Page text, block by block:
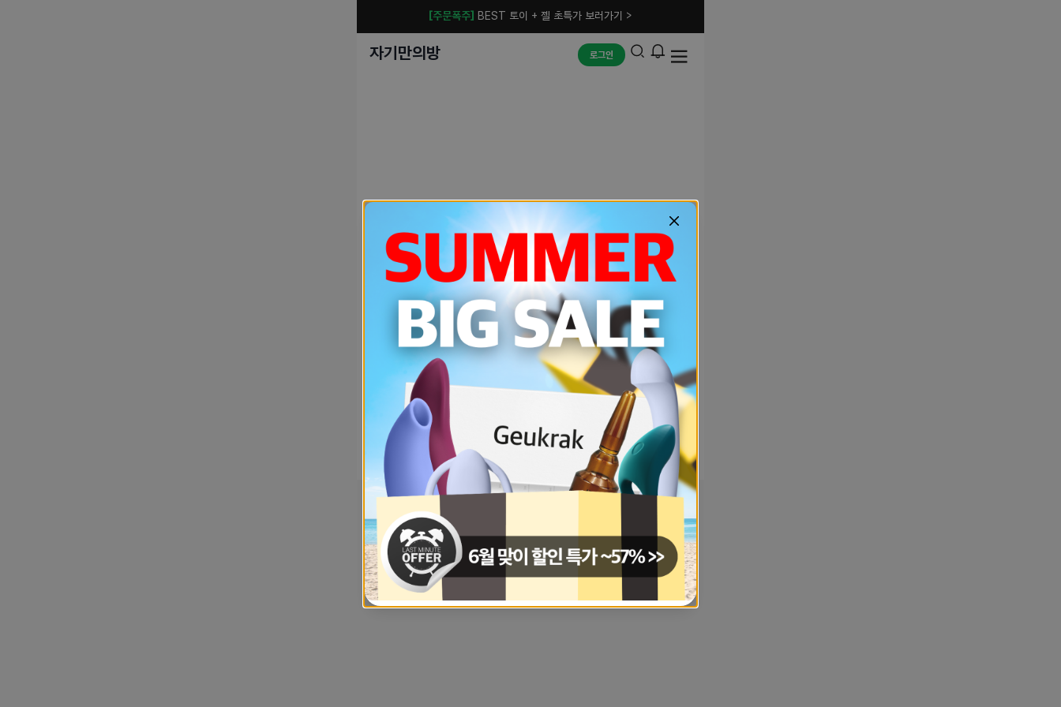
[주문폭주] BEST 토이 + 젤 초특가 보러가기 >
자기만의방 로그인
예상치 못한 에러입니다.